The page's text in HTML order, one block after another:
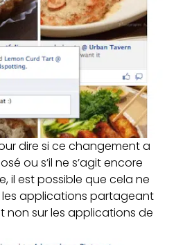
dire si ce changement a
ou s’il ne s’agit encore
il est possible que cela ne
applications partageant
non sur les applications de